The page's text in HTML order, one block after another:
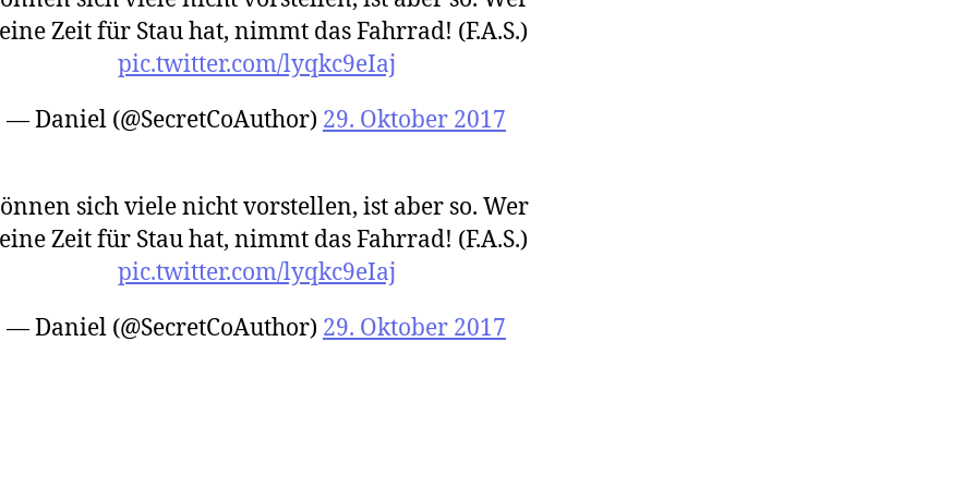
Zeit für Stau hat, nimmt das Fahrrad! (F.A.S.)
pic.twitter.com/lyqkc9eIaj
— Daniel (@SecretCoAuthor) 29. Oktober 2017
sich viele nicht vorstellen, ist aber so. Wer
Zeit für Stau hat, nimmt das Fahrrad! (F.A.S.)
pic.twitter.com/lyqkc9eIaj
— Daniel (@SecretCoAuthor) 29. Oktober 2017